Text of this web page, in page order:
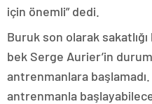
için önemli” dedi.
Buruk son olarak
bek Serge Aurier’in
antrenmanlara
antrenmanla